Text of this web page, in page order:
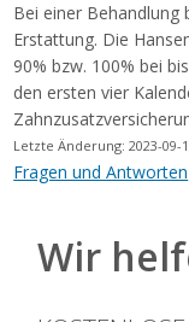
Bei einer Behandlung
Erstattung. Die
90% bzw. 100% bei
den ersten vier
Letzte Änderung: 2023-09-
Fragen und Antworten
Wir